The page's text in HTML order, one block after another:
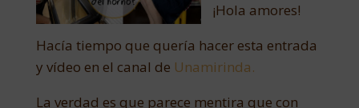
¡Hola amores!
Hacía tiempo que quería hacer esta entrada
y vídeo en el canal de Unamirinda.
La verdad es que parece mentira que con